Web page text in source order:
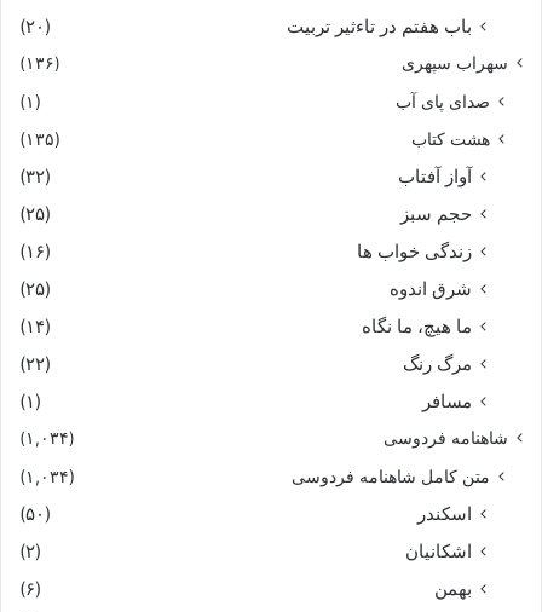
باب هفتم در تاءثیر تربیت (۲۰)
سهراب سپهری (۱۳۶)
صدای پای آب
(۱)
هشت کتاب
(۱۳۵)
آواز آفتاب
(۳۲)
حجم سبز
(۲۵)
زندگی خواب ها
(۱۶)
شرق اندوه
(۲۵)
ما هیچ، ما نگاه
(۱۴)
مرگ رنگ
(۲۲)
مسافر
(۱)
شاهنامه فردوسی (۱,۰۳۴)
متن کامل شاهنامه فردوسی (۱,۰۳۴)
اسکندر
(۵۰)
اشکانیان
(۲)
بهمن
(۶)